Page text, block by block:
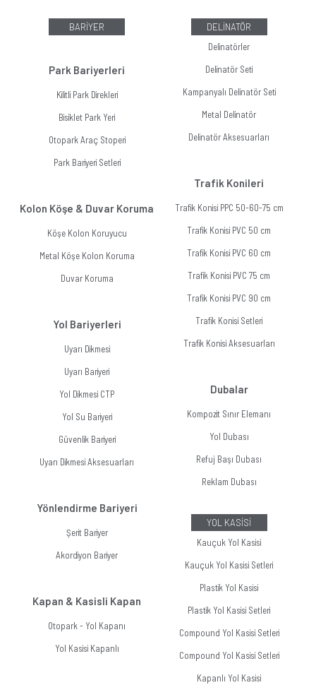
BARİYER
Park Bariyerleri
Kilitli Park Direkleri
Bisiklet Park Yeri
Otopark Araç Stoperi
Park Bariyeri Setleri
Kolon Köşe & Duvar Koruma
Köşe Kolon Koruyucu
Metal Köşe Kolon Koruma
Duvar Koruma
Yol Bariyerleri
Uyarı Dikmesi
Uyarı Bariyeri
Yol Dikmesi CTP
Yol Su Bariyeri
Güvenlik Bariyeri
Uyarı Dikmesi Aksesuarları
Yönlendirme Bariyeri
Şerit Bariyer
Akordiyon Bariyer
Kapan & Kasisli Kapan
Otopark - Yol Kapanı
Yol Kasisi Kapanlı
DELİNATÖR
Delinatörler
Delinatör Seti
Kampanyalı Delinatör Seti
Metal Delinatör
Delinatör Aksesuarları
Trafik Konileri
Trafik Konisi PPC 50-60-75 cm
Trafik Konisi PVC 50 cm
Trafik Konisi PVC 60 cm
Trafik Konisi PVC 75 cm
Trafik Konisi PVC 90 cm
Trafik Konisi Setleri
Trafik Konisi Aksesuarları
Dubalar
Kompozit Sınır Elemanı
Yol Dubası
Refuj Başı Dubası
Reklam Dubası
YOL KASİSİ
Kauçuk Yol Kasisi
Kauçuk Yol Kasisi Setleri
Plastik Yol Kasisi
Plastik Yol Kasisi Setleri
Compound Yol Kasisi Setleri
Compound Yol Kasisi Setleri
Kapanlı Yol Kasisi